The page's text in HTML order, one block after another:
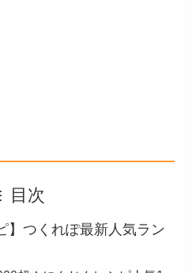
目次
】つくれぽ最新人気ラン